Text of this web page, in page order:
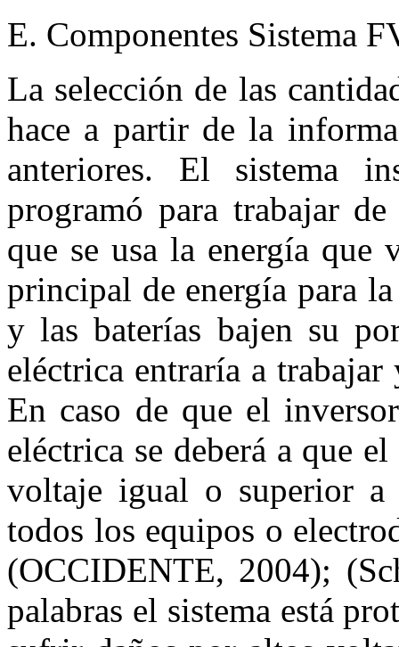
E. Componentes Sistema
La selección de las
hace a partir de la
anteriores. El sistema
programó para trabajar
que se usa la energía que
principal de energía para
y las baterías bajen su
eléctrica entraría a
En caso de que el
eléctrica se deberá a que
voltaje igual o superior a
todos los equipos o
(OCCIDENTE, 2004);
palabras el sistema está